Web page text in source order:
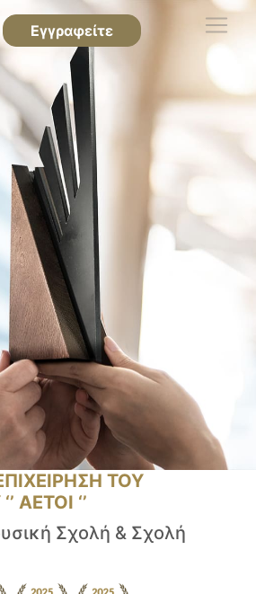
Εγγραφείτε
ΤΟΥ
ΑΕΤΟΙ ‘’
Σχολή & Σχολή